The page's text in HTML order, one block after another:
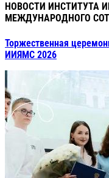
НОВОСТИ ИНСТИТУТА
МЕЖДУНАРОДНОГО
Торжественная
ИИЯМС 2026